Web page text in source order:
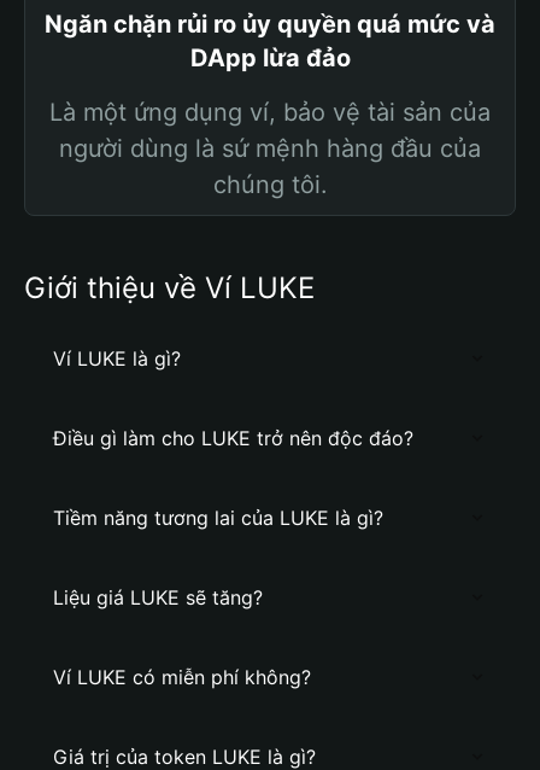
Ngăn chặn rủi ro ủy quyền quá mức và
DApp lừa đảo
Là một ứng dụng ví, bảo vệ tài sản của
người dùng là sứ mệnh hàng đầu của
chúng tôi.
Giới thiệu về Ví LUKE
Ví LUKE là gì?
Điều gì làm cho LUKE trở nên độc đáo?
Tiềm năng tương lai của LUKE là gì?
Liệu giá LUKE sẽ tăng?
Ví LUKE có miễn phí không?
Giá trị của token LUKE là gì?